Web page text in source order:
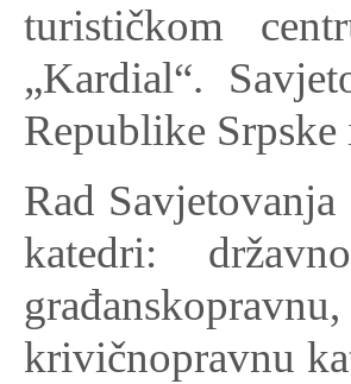
turističkom
„Kardial“.
Republike
Rad
katedri:
krivičnopravnu